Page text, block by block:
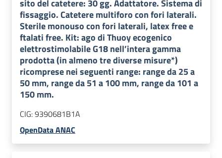
sito del catetere: 30 gg. Adattatore. Sistema di
fissaggio. Catetere multiforo con fori laterali.
Sterile monouso con fori laterali, latex free e
ftalati free. Kit: ago di Thuoy ecogenico
elettrostimolabile G18 nell’intera gamma
prodotta (in almeno tre diverse misure*)
ricomprese nei seguenti range: range da 25 a
50 mm, range da 51 a 100 mm, range da 101 a
150 mm.
CIG:9390681B1A
OpenData ANAC